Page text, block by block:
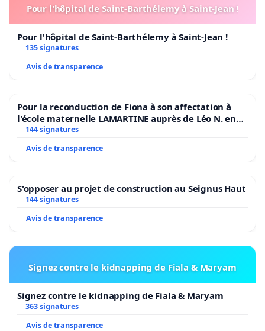
Pour l'hôpital de Saint-Barthélemy à Saint-Jean !
Pour l'hôpital de Saint-Barthélemy à Saint-Jean !
135 signatures
Avis de transparence
Pour la reconduction de Fiona à son affectation à
l'école maternelle LAMARTINE auprès de Léo N. en
2026/2027
144 signatures
Avis de transparence
S'opposer au projet de construction au Seignus Haut
144 signatures
Avis de transparence
Signez contre le kidnapping de Fiala & Maryam
Signez contre le kidnapping de Fiala & Maryam
363 signatures
Avis de transparence